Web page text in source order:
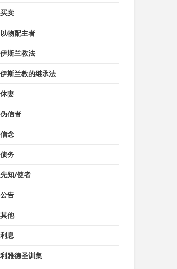
买卖
以物配主者
伊斯兰教法
伊斯兰教的继承法
休妻
伪信者
信念
债务
先知/使者
公告
其他
利息
利雅德圣训集